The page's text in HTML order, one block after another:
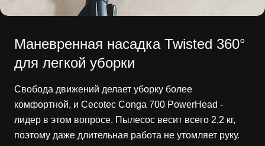
Маневренная насадка Twisted 360°
для легкой уборки
Свобода движений делает уборку более
комфортной, и Cecotec Conga 700 PowerHead -
лидер в этом вопросе. Пылесос весит всего 2,2 кг,
поэтому даже длительная работа не утомляет руку.